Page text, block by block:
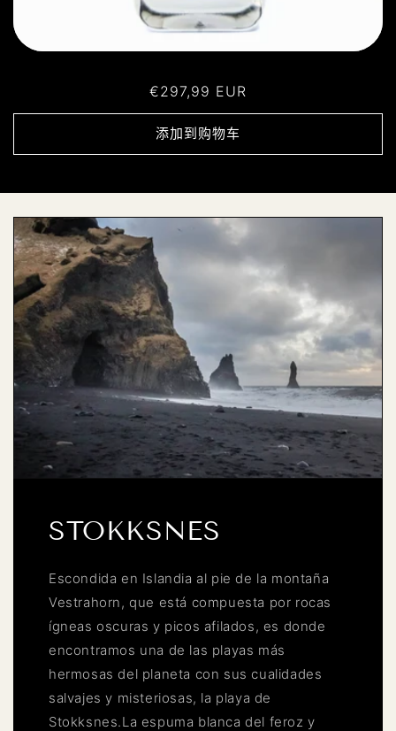
常
规
价
格
€297,99 EUR
添加到购物车
STOKKSNES
Escondida en Islandia al pie de la montaña
Vestrahorn, que está compuesta por rocas
ígneas oscuras y picos afilados, es donde
encontramos una de las playas más
hermosas del planeta con sus cualidades
salvajes y misteriosas, la playa de
Stokksnes.La espuma blanca del feroz y